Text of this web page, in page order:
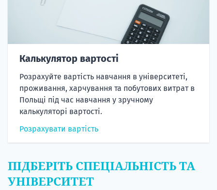
Калькулятор вартості
Розрахуйте вартість навчання в університеті,
проживання, харчування та побутових витрат в
Польщі під час навчання у зручному
калькуляторі вартості.
Розрахувати вартість
ПІДБЕРІТЬ СПЕЦІАЛЬНІСТЬ ТА
УНІВЕРСИТЕТ